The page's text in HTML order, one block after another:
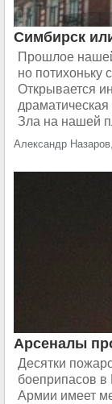
Симбирск
Прошлое
но потихоньку
Открывается
Зла на нашей
Александр
Арсеналы
Десятки
боеприпасов в
Армии имеет